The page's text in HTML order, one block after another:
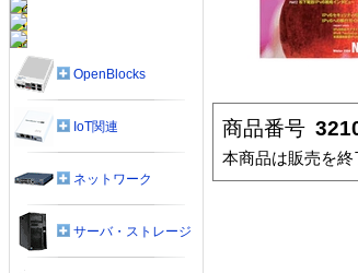
商品番号
本商品は販売を終
OpenBlocks
IoT関連
ネットワーク
サーバ・ストレージ